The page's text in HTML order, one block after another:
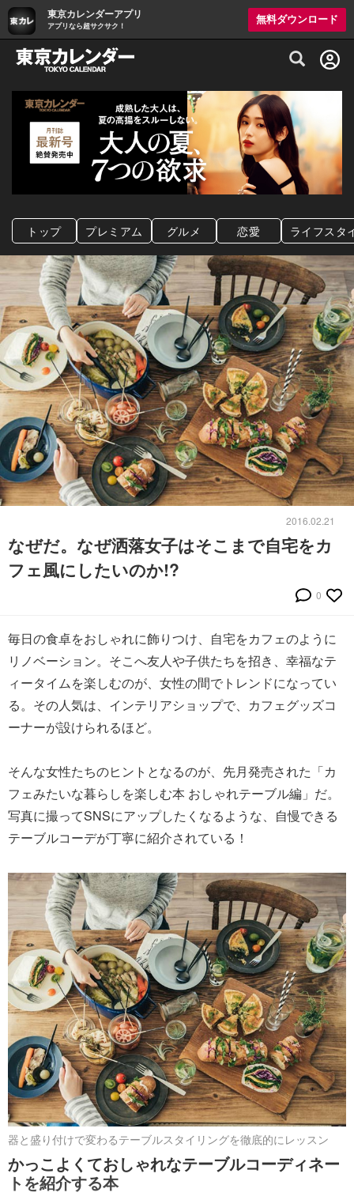
東京カレンダーアプリ
アプリなら超サクサク！
無料ダウンロード
グルメ情報・プレミアムレストラン予約
トップ プレミアム グルメ 恋愛 ライフスタ
2016.02.21
なぜだ。なぜ洒落女子はそこまで自宅をカ
フェ風にしたいのか!?
0
毎日の食卓をおしゃれに飾りつけ、自宅をカフェのように
リノベーション。そこへ友人や子供たちを招き、幸福なテ
ィータイムを楽しむのが、女性の間でトレンドになってい
る。その人気は、インテリアショップで、カフェグッズコ
ーナーが設けられるほど。
そんな女性たちのヒントとなるのが、先月発売された「カ
フェみたいな暮らしを楽しむ本 おしゃれテーブル編」だ。
写真に撮ってSNSにアップしたくなるような、自慢できる
テーブルコーデが丁寧に紹介されている！
器と盛り付けで変わるテーブルスタイリングを徹底的にレッスン
かっこよくておしゃれなテーブルコーディネー
トを紹介する本